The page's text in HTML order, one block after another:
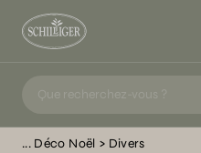
Déco Noël Divers